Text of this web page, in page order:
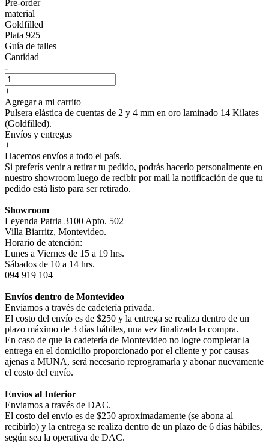
Pre-order
material
Goldfilled
Plata 925
Guía de talles
Cantidad
-
+
Agregar a mi carrito
Pulsera elástica de cuentas de 2 y 4 mm en oro laminado 14 Kilates
(Goldfilled).
Envíos y entregas
+
Hacemos envíos a todo el país.
Si preferís venir a retirar tu pedido, podrás hacerlo personalmente en
nuestro showroom luego de recibir por mail la notificación de que tu
pedido está listo para ser retirado.
Showroom
Leyenda Patria 3100 Apto. 502
Villa Biarritz, Montevideo.
Horario de atención:
Lunes a Viernes de 15 a 19 hrs.
Sábados de 10 a 14 hrs.
094 919 104
Envíos dentro de Montevideo
Enviamos a través de cadetería privada.
El costo del envío es de $250 y la entrega se realiza dentro de un
plazo máximo de 3 días hábiles, una vez finalizada la compra.
En caso de que la cadetería de Montevideo no logre completar la
entrega en el domicilio proporcionado por el cliente y por causas
ajenas a MUNA, será necesario reprogramarla y abonar nuevamente
el costo del envío.
Envíos al Interior
Enviamos a través de DAC.
El costo del envío es de $250 aproximadamente (se abona al
recibirlo) y la entrega se realiza dentro de un plazo de 6 días hábiles,
según sea la operativa de DAC.